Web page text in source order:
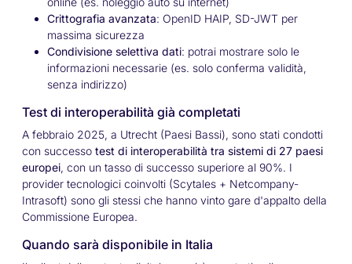
Crittografia avanzata: OpenID HAIP, SD-JWT per
massima sicurezza
Condivisione selettiva dati: potrai mostrare solo le
informazioni necessarie (es. solo conferma validità,
senza indirizzo)
Test di interoperabilità già completati
A febbraio 2025, a Utrecht (Paesi Bassi), sono stati condotti
con successo test di interoperabilità tra sistemi di 27 paesi
europei, con un tasso di successo superiore al 90%. I
provider tecnologici coinvolti (Scytales + Netcompany-
Intrasoft) sono gli stessi che hanno vinto gare d'appalto della
Commissione Europea.
Quando sarà disponibile in Italia